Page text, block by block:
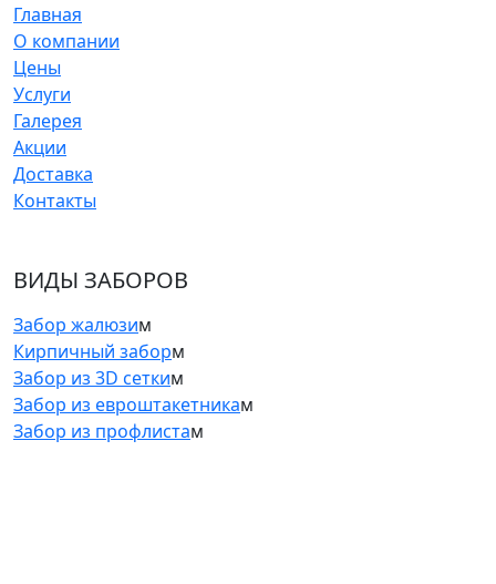
Главная
О компании
Цены
Услуги
Галерея
Акции
Доставка
Контакты
ВИДЫ ЗАБОРОВ
Забор жалюзим
Кирпичный заборм
Забор из 3D сетким
Забор из евроштакетникам
Забор из профлистам